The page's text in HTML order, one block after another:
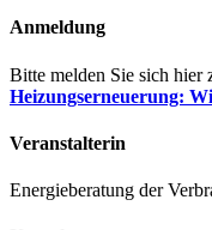
Anmeldung
Bitte melden Sie sich hier
Heizungserneuerung:
Veranstalterin
Energieberatung der